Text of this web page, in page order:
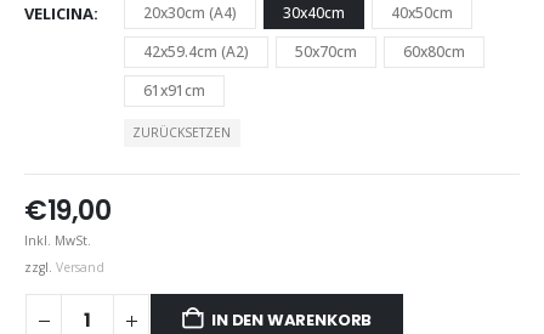
VELICINA 20x30cm (A4) 30x40cm
40x50cm
42x59.4cm (A2)
50x70cm
60x80cm
61x91cm
ZURÜCKSETZEN
€19,00
Inkl. MwSt.
zzgl. Versand
IN DEN WARENKORB